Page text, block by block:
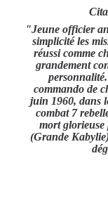
"Jeune officier
simplicité les
réussi comme
grandement
commando de
juin 1960, dans
combat 7
mort
(Grande